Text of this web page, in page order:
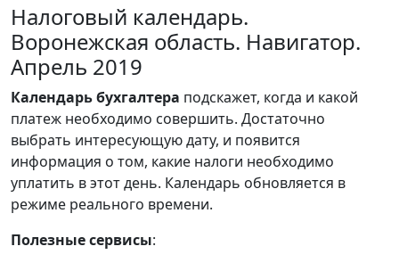
Налоговый календарь.
Воронежская область. Навигатор.
Апрель 2019
Календарьбухгалтера подскажет, когда и какой
платеж необходимо совершить. Достаточно
выбрать интересующую дату, и появится
информация о том, какие налоги необходимо
уплатить в этот день. Календарь обновляется в
режиме реального времени.
Полезные сервисы: